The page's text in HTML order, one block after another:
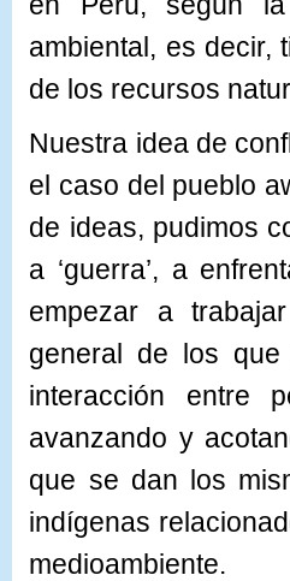
ambiental, es decir,
de los recursos
Nuestra idea de
el caso del pueblo
de ideas, pudimos
a ‘guerra’, a
empezar a
general de los
interacción entre
avanzando y
que se dan los
indígenas
medioambiente.